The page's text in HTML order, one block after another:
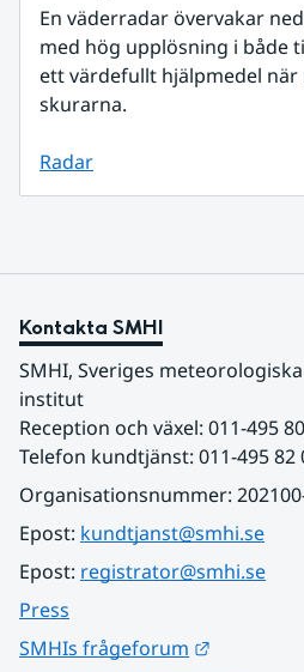
En väderradar övervakar
med hög upplösning i både
ett värdefullt hjälpmedel när
skurarna.
Radar
Kontakta SMHI
SMHI, Sveriges
institut
Reception och växel: 011-495
Telefon kundtjänst: 011-495 82
Organisationsnummer:
Epost: kundtjanst@smhi.se
Epost: registrator@smhi.se
Press
SMHIs frågeforum